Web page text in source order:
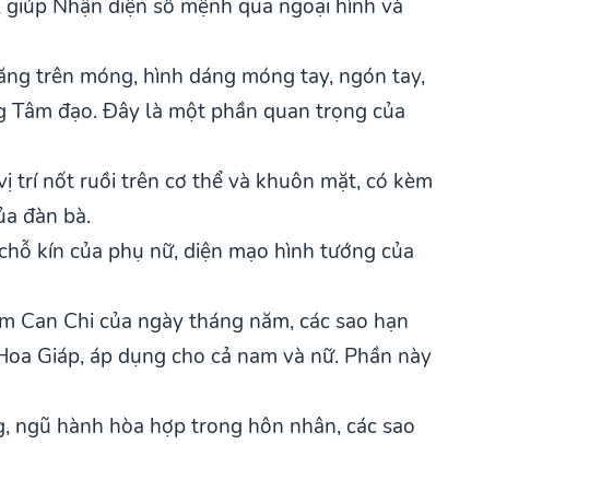
Nhận diện số mệnh qua ngoại hình và
trên móng, hình dáng móng tay, ngón tay,
Tâm đạo. Đây là một phần quan trọng của
trí nốt ruồi trên cơ thể và khuôn mặt, có kèm
đàn bà.
kín của phụ nữ, diện mạo hình tướng của
Can Chi của ngày tháng năm, các sao hạn
Giáp, áp dụng cho cả nam và nữ. Phần này
ngũ hành hòa hợp trong hôn nhân, các sao